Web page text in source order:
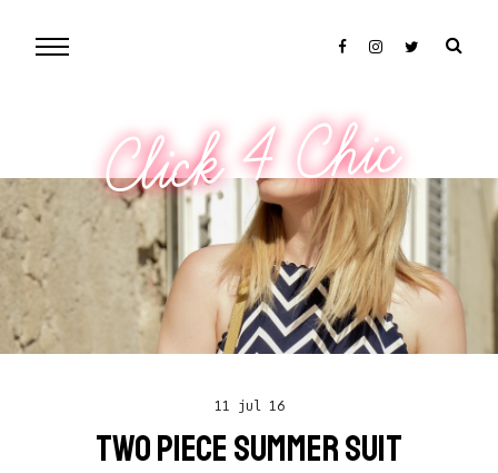
Click 4 Chic
11 jul 16
TWO PIECE SUMMER SUIT